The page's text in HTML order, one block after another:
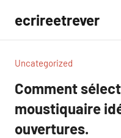
contenu
ecrireetrever
Uncategorized
Comment
moustiquaire
ouvertures.